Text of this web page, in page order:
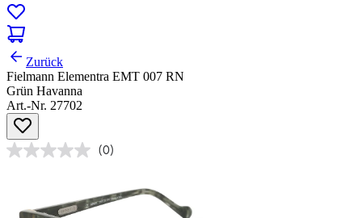
Zurück
Fielmann Elementra EMT 007 RN
Grün Havanna
Art.-Nr. 27702
(0)